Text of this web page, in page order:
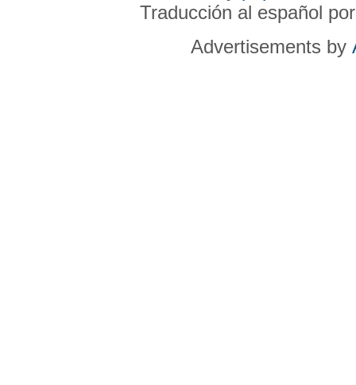
Traducción al español
Advertisements by